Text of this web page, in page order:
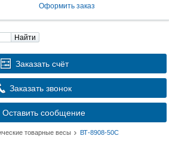
Оформить заказ
Найти
Заказать счёт
Заказать звонок
Оставить сообщение
товарные весы ВТ-8908-50С